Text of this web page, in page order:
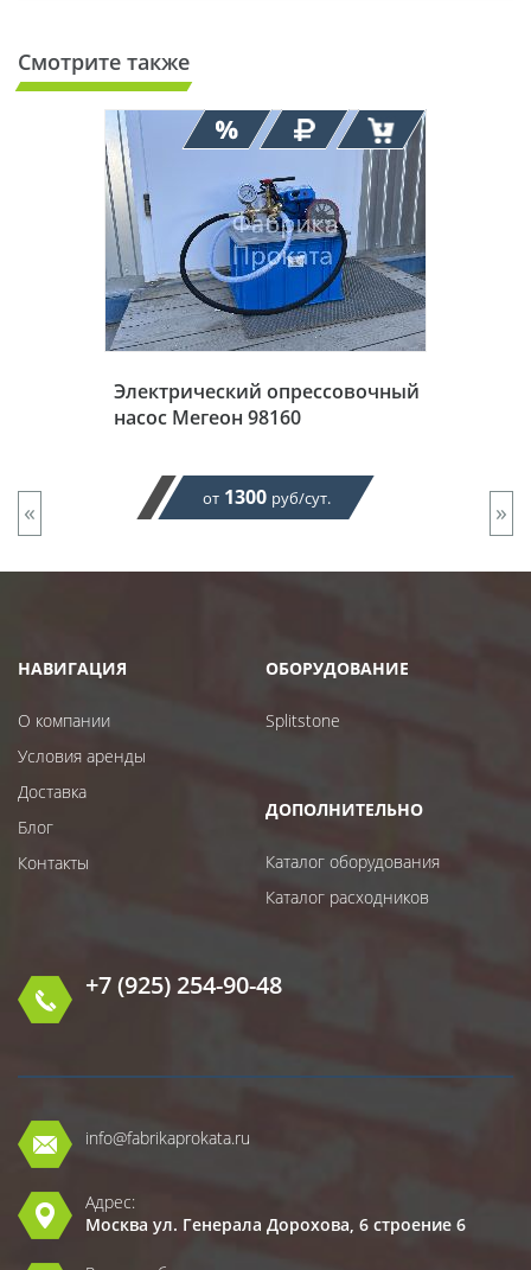
Смотрите также
Электрический опрессовочный
насос Мегеон 98160
от 1300 руб/сут.
« »
НАВИГАЦИЯ
О компании
Условия аренды
Доставка
Блог
Контакты
ОБОРУДОВАНИЕ
Splitstone
ДОПОЛНИТЕЛЬНО
Каталог оборудования
Каталог расходников
+7 (925) 254-90-48
info@fabrikaprokata.ru
Адрес:
Москва ул. Генерала Дорохова, 6 строение 6